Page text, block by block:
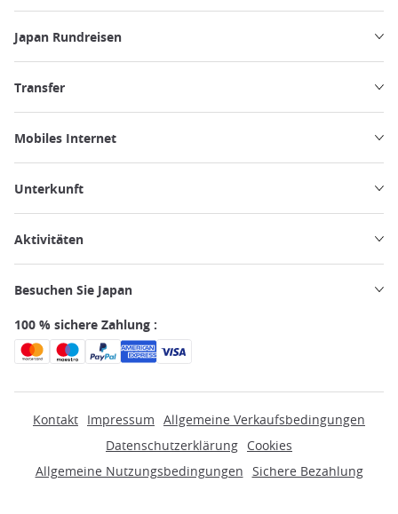
Japan Rundreisen
Transfer
Mobiles Internet
Unterkunft
Aktivitäten
Besuchen Sie Japan
100 % sichere Zahlung :
Kontakt Impressum Allgemeine Verkaufsbedingungen
Datenschutzerklärung Cookies
Allgemeine Nutzungsbedingungen Sichere Bezahlung